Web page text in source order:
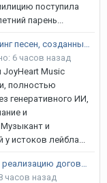
поступила
парень...
6 часов назад
Music
полностью
генеративного ИИ,
и
и
истоков лейбла...
часов назад